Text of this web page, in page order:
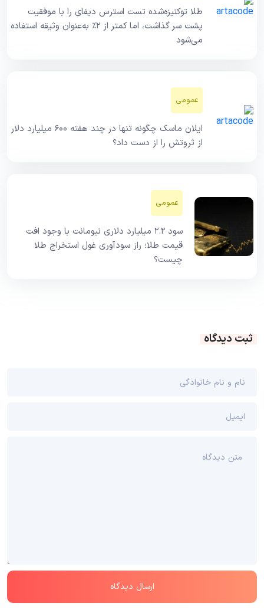
طلا توکنیزه‌شده تست استرس دیفای را با موفقیت
پشت سر گذاشت، اما کمتر از ۲٪ به‌عنوان وثیقه استفاده
می‌شود
عمومی
ایلان ماسک چگونه تنها در چند هفته ۶۰۰ میلیارد دلار
از ثروتش را از دست داد؟
عمومی
سود ۲.۲ میلیارد دلاری نیومانت با وجود افت
قیمت طلا؛ راز سودآوری غول استخراج طلا
چیست؟
ثبت دیدگاه